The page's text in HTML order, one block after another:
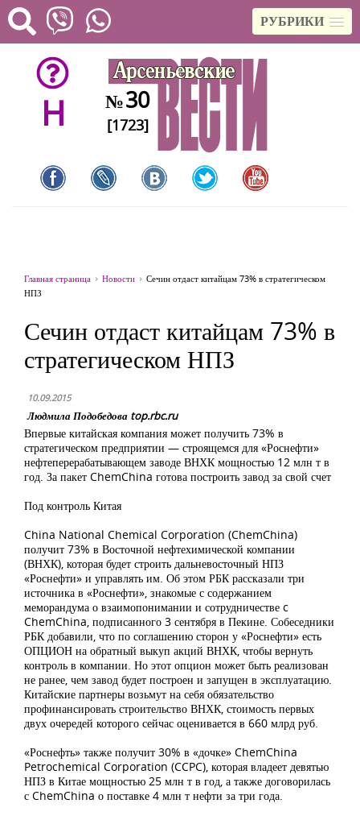
РУБРИКИ
H №30
[1723]
Главная страница Новости
Сечин отдаст китайцам 73% в стратегическом
НПЗ
Сечин отдаст китайцам 73% в
стратегическом НПЗ
10.09.2015
Людмила Подобедова top.rbc.ru
Впервые китайская компания может получить 73% в
стратегическом предприятии — строящемся для «Роснефти»
нефтеперерабатывающем заводе ВНХК мощностью 12 млн т в
год. За пакет ChemChina готова построить завод за свой счет
Под контроль Китая
China National Chemical Corporation (ChemChina)
получит 73% в Восточной нефтехимической компании
(ВНХК), которая будет строить дальневосточный НПЗ
«Роснефти» и управлять им. Об этом РБК рассказали три
источника в «Роснефти», знакомые с содержанием
меморандума о взаимопонимании и сотрудничестве c
ChemChina, подписанного 3 сентября в Пекине. Собеседники
РБК добавили, что по соглашению сторон у «Роснефти» есть
ОПЦИОН на обратный выкуп акций ВНХК, чтобы вернуть
контроль в компании. Но этот опцион может быть реализован
не ранее, чем завод будет построен и запущен в эксплуатацию.
Китайские партнеры возьмут на себя обязательство
профинансировать строительство ВНХК, стоимость первых
двух очередей которого сейчас оценивается в 660 млрд руб.
«Роснефть» также получит 30% в «дочке» ChemChina
Petrochemical Corporation (CCPC), которая владеет девятью
НПЗ в Китае мощностью 25 млн т в год, а также договорилась
с ChemChina о поставке 4 млн т нефти за три года.